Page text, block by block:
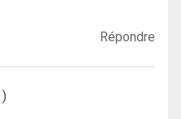
Répondre